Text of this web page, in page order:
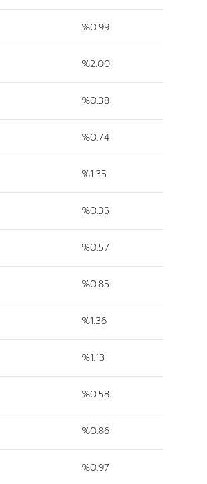
%0.99
%2.00
%0.38
%0.74
%1.35
%0.35
%0.57
%0.85
%1.36
%1.13
%0.58
%0.86
%0.97